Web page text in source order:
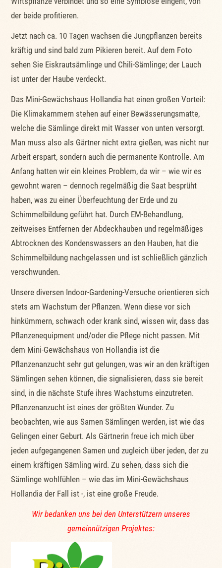
der beide profitieren.
Jetzt nach ca. 10 Tagen wachsen die Jungpflanzen bereits
kräftig und sind bald zum Pikieren bereit. Auf dem Foto
sehen Sie Eiskrautsämlinge und Chili-Sämlinge; der Lauch
ist unter der Haube verdeckt.
Das Mini-Gewächshaus Hollandia hat einen großen Vorteil:
Die Klimakammern stehen auf einer Bewässerungsmatte,
welche die Sämlinge direkt mit Wasser von unten versorgt.
Man muss also als Gärtner nicht extra gießen, was nicht nur
Arbeit erspart, sondern auch die permanente Kontrolle. Am
Anfang hatten wir ein kleines Problem, da wir – wie wir es
gewohnt waren – dennoch regelmäßig die Saat besprüht
haben, was zu einer Überfeuchtung der Erde und zu
Schimmelbildung geführt hat. Durch EM-Behandlung,
zeitweises Entfernen der Abdeckhauben und regelmäßiges
Abtrocknen des Kondenswassers an den Hauben, hat die
Schimmelbildung nachgelassen und ist schließlich gänzlich
verschwunden.
Unsere diversen Indoor-Gardening-Versuche orientieren sich
stets am Wachstum der Pflanzen. Wenn diese vor sich
hinkümmern, schwach oder krank sind, wissen wir, dass das
Pflanzenequipment und/oder die Pflege nicht passen. Mit
dem Mini-Gewächshaus von Hollandia ist die
Pflanzenanzucht sehr gut gelungen, was wir an den kräftigen
Sämlingen sehen können, die signalisieren, dass sie bereit
sind, in die nächste Stufe ihres Wachstums einzutreten.
Pflanzenanzucht ist eines der größten Wunder. Zu
beobachten, wie aus Samen Sämlingen werden, ist wie das
Gelingen einer Geburt. Als Gärtnerin freue ich mich über
jeden aufgegangenen Samen und zugleich über jeden, der zu
einem kräftigen Sämling wird. Zu sehen, dass sich die
Sämlinge wohlfühlen – wie das im Mini-Gewächshaus
Hollandia der Fall ist -, ist eine große Freude.
Wir bedanken uns bei den Unterstützern unseres
gemeinnützigen Projektes: